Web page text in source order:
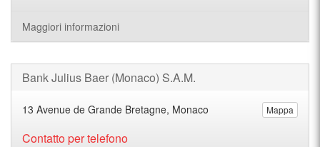
Maggiori informazioni
Bank Julius Baer (Monaco) S.A.M.
Mappa
13 Avenue de Grande Bretagne, Monaco
Contatto per telefono